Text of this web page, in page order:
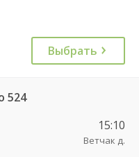
Выбрать
524
15:10
Ветчак д.